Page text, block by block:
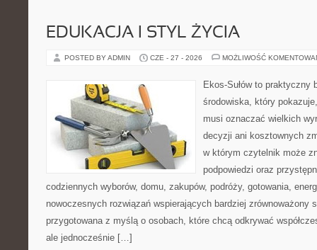
EDUKACJA I STYL ŻYCIA
POSTED BY ADMIN CZE - 27 - 2026 MOŻLIWOŚĆ
Ekos-Sułów to praktyczny
środowiska, który
musi oznaczać wielkich
decyzji ani kosztownych
w którym czytelnik może
podpowiedzi oraz
codziennych wyborów, domu, zakupów, podróży, gotowania,
nowoczesnych rozwiązań wspierających bardziej zrównoważony
przygotowana z myślą o osobach, które chcą odkrywać
ale jednocześnie […]